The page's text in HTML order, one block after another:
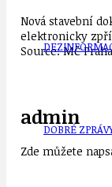
DOBRÉ
Nová stavební
elektronicky
Source: MČ
admin
Zde můžete